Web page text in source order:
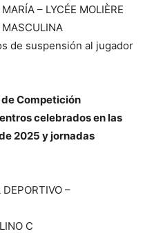
– LYCÉE MOLIÈRE
MASCULINA
de suspensión al jugador
Competición
celebrados en las
2025 y jornadas
–
C